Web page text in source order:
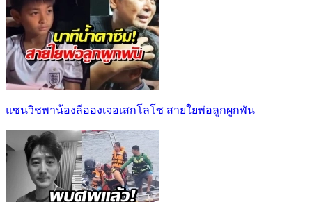
แซนวิชพาน้องลีอองเจอเสกโลโซ สายใยพ่อลูกผูกพัน